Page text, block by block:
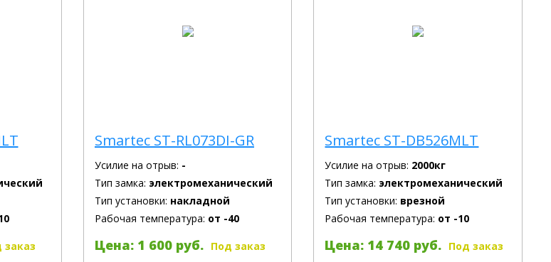
заказ
Smartec ST-RL073DI-GR
Усилие на отрыв: -
Тип замка: электромеханический
Тип установки: накладной
Рабочая температура: от -40
Цена: 1 600 руб. Под заказ
Smartec ST-DB526MLT
Усилие на отрыв: 2000кг
Тип замка: электромеханический
Тип установки: врезной
Рабочая температура: от -10
Цена: 14 740 руб. Под заказ